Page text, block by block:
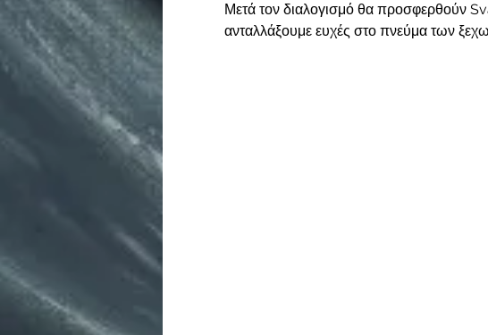
Μετά τον διαλογισμό θα προσφερθούν
ανταλλάξουμε ευχές στο πνεύμα των